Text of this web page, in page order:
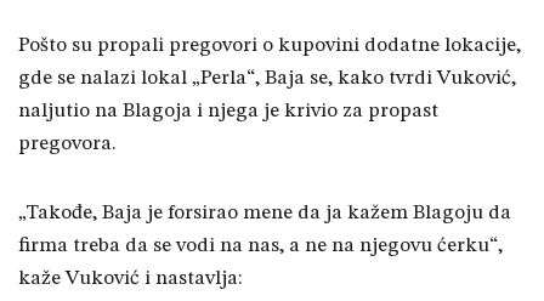
Pošto su propali pregovori o kupovini dodatne lokacije,
gde se nalazi lokal „Perla“, Baja se, kako tvrdi Vuković,
naljutio na Blagoja i njega je krivio za propast
pregovora.
„Takođe, Baja je forsirao mene da ja kažem Blagoju da
firma treba da se vodi na nas, a ne na njegovu ćerku“,
kaže Vuković i nastavlja: